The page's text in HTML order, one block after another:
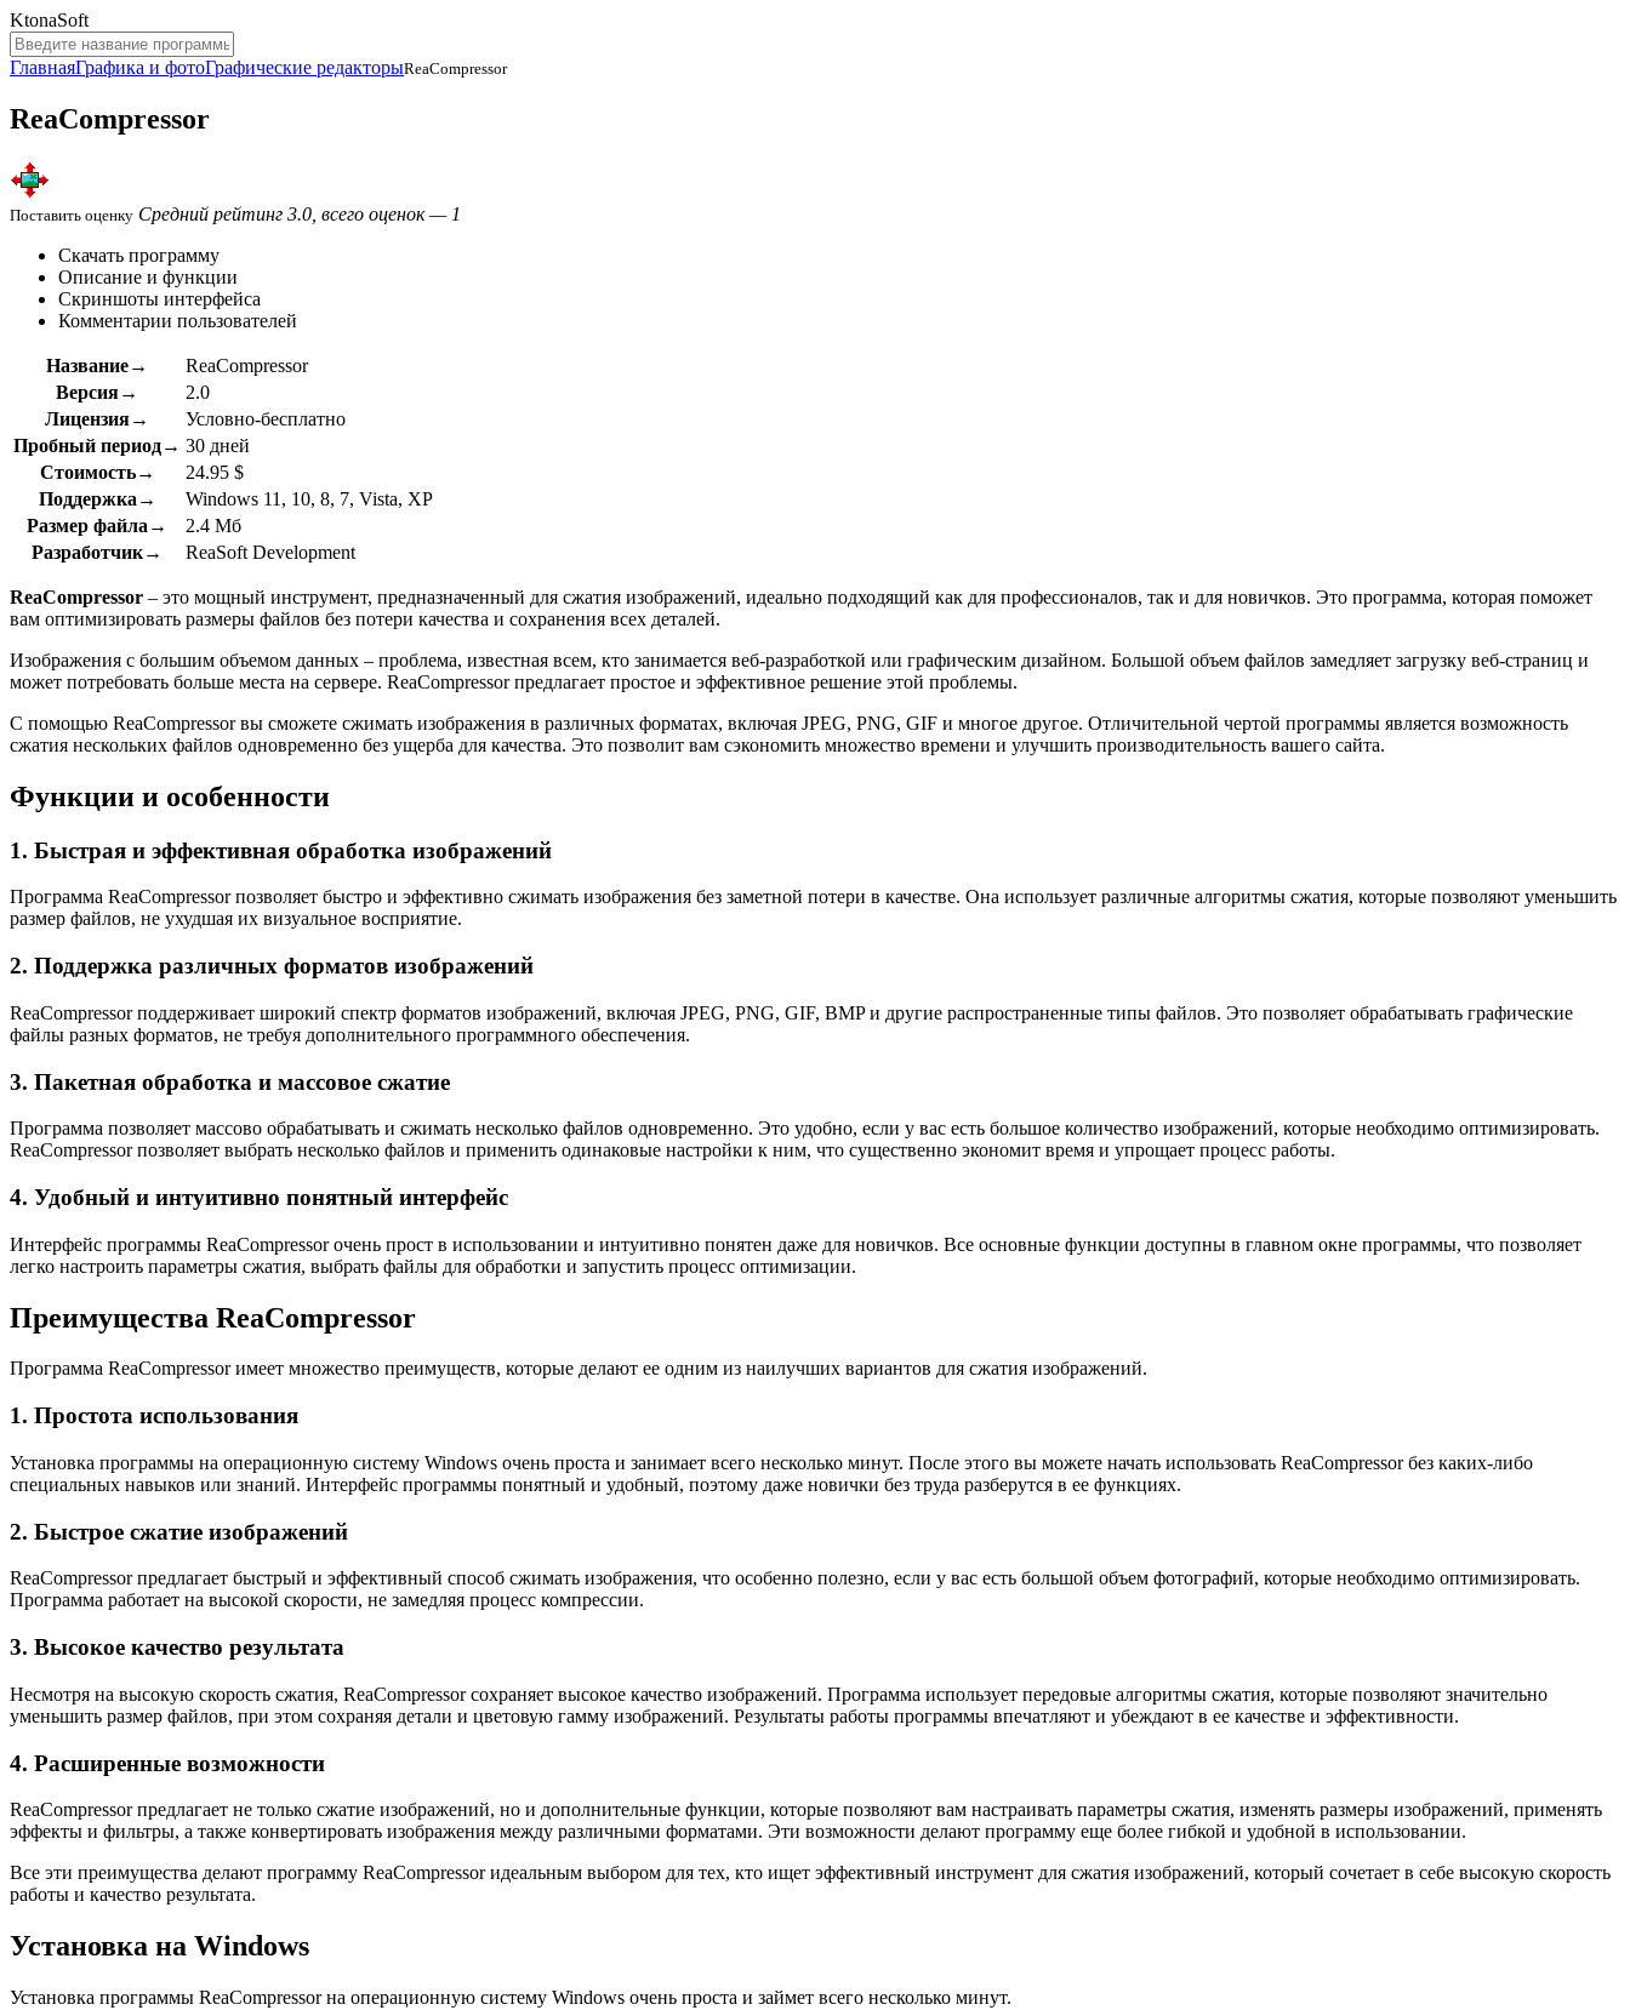
KtonaSoft
ГлавнаяГрафика и фотоГрафические редакторыReaCompressor
ReaCompressor
Поставить оценку Средний рейтинг 3.0, всего оценок — 1
Скачать программу
Описание и функции
Скриншоты интерфейса
Комментарии пользователей
Название→
ReaCompressor
Версия→
2.0
Лицензия→
Условно-бесплатно
Пробный период→ 30 дней
Стоимость→
24.95 $
Поддержка→
Windows 11, 10, 8, 7, Vista, XP
Размер файла→
2.4 Мб
Разработчик→
ReaSoft Development
ReaCompressor – это мощный инструмент, предназначенный для сжатия изображений, идеально подходящий как для профессионалов, так и для новичков. Это программа, которая поможет
вам оптимизировать размеры файлов без потери качества и сохранения всех деталей.
Изображения с большим объемом данных – проблема, известная всем, кто занимается веб-разработкой или графическим дизайном. Большой объем файлов замедляет загрузку веб-страниц и
может потребовать больше места на сервере. ReaCompressor предлагает простое и эффективное решение этой проблемы.
С помощью ReaCompressor вы сможете сжимать изображения в различных форматах, включая JPEG, PNG, GIF и многое другое. Отличительной чертой программы является возможность
сжатия нескольких файлов одновременно без ущерба для качества. Это позволит вам сэкономить множество времени и улучшить производительность вашего сайта.
Функции и особенности
1. Быстрая и эффективная обработка изображений
Программа ReaCompressor позволяет быстро и эффективно сжимать изображения без заметной потери в качестве. Она использует различные алгоритмы сжатия, которые позволяют уменьшить
размер файлов, не ухудшая их визуальное восприятие.
2. Поддержка различных форматов изображений
ReaCompressor поддерживает широкий спектр форматов изображений, включая JPEG, PNG, GIF, BMP и другие распространенные типы файлов. Это позволяет обрабатывать графические
файлы разных форматов, не требуя дополнительного программного обеспечения.
3. Пакетная обработка и массовое сжатие
Программа позволяет массово обрабатывать и сжимать несколько файлов одновременно. Это удобно, если у вас есть большое количество изображений, которые необходимо оптимизировать.
ReaCompressor позволяет выбрать несколько файлов и применить одинаковые настройки к ним, что существенно экономит время и упрощает процесс работы.
4. Удобный и интуитивно понятный интерфейс
Интерфейс программы ReaCompressor очень прост в использовании и интуитивно понятен даже для новичков. Все основные функции доступны в главном окне программы, что позволяет
легко настроить параметры сжатия, выбрать файлы для обработки и запустить процесс оптимизации.
Преимущества ReaCompressor
Программа ReaCompressor имеет множество преимуществ, которые делают ее одним из наилучших вариантов для сжатия изображений.
1. Простота использования
Установка программы на операционную систему Windows очень проста и занимает всего несколько минут. После этого вы можете начать использовать ReaCompressor без каких-либо
специальных навыков или знаний. Интерфейс программы понятный и удобный, поэтому даже новички без труда разберутся в ее функциях.
2. Быстрое сжатие изображений
ReaCompressor предлагает быстрый и эффективный способ сжимать изображения, что особенно полезно, если у вас есть большой объем фотографий, которые необходимо оптимизировать.
Программа работает на высокой скорости, не замедляя процесс компрессии.
3. Высокое качество результата
Несмотря на высокую скорость сжатия, ReaCompressor сохраняет высокое качество изображений. Программа использует передовые алгоритмы сжатия, которые позволяют значительно
уменьшить размер файлов, при этом сохраняя детали и цветовую гамму изображений. Результаты работы программы впечатляют и убеждают в ее качестве и эффективности.
4. Расширенные возможности
ReaCompressor предлагает не только сжатие изображений, но и дополнительные функции, которые позволяют вам настраивать параметры сжатия, изменять размеры изображений, применять
эффекты и фильтры, а также конвертировать изображения между различными форматами. Эти возможности делают программу еще более гибкой и удобной в использовании.
Все эти преимущества делают программу ReaCompressor идеальным выбором для тех, кто ищет эффективный инструмент для сжатия изображений, который сочетает в себе высокую скорость
работы и качество результата.
Установка на Windows
Установка программы ReaCompressor на операционную систему Windows очень проста и займет всего несколько минут.